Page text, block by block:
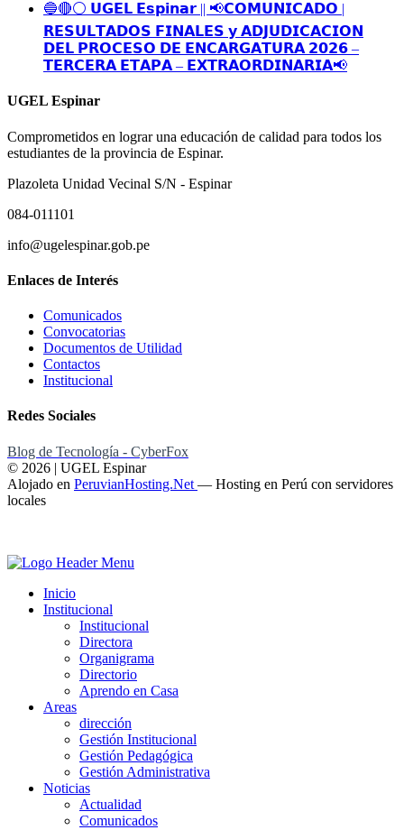
🔵🔴⚪️ 𝗨𝗚𝗘𝗟 𝗘𝘀𝗽𝗶𝗻𝗮𝗿 || 📢𝗖𝗢𝗠𝗨𝗡𝗜𝗖𝗔𝗗𝗢 |
𝗥𝗘𝗦𝗨𝗟𝗧𝗔𝗗𝗢𝗦 𝗙𝗜𝗡𝗔𝗟𝗘𝗦 𝘆 𝗔𝗗𝗝𝗨𝗗𝗜𝗖𝗔𝗖𝗜𝗢𝗡
𝗗𝗘𝗟 𝗣𝗥𝗢𝗖𝗘𝗦𝗢 𝗗𝗘 𝗘𝗡𝗖𝗔𝗥𝗚𝗔𝗧𝗨𝗥𝗔 𝟮𝟬𝟮𝟲 –
𝗧𝗘𝗥𝗖𝗘𝗥𝗔 𝗘𝗧𝗔𝗣𝗔 – 𝗘𝗫𝗧𝗥𝗔𝗢𝗥𝗗𝗜𝗡𝗔𝗥𝗜𝗔📢
UGEL Espinar
Comprometidos en lograr una educación de calidad para todos los
estudiantes de la provincia de Espinar.
Plazoleta Unidad Vecinal S/N - Espinar
084-011101
info@ugelespinar.gob.pe
Enlaces de Interés
Comunicados
Convocatorias
Documentos de Utilidad
Contactos
Institucional
Redes Sociales
Blog de Tecnología - CyberFox
© 2026 | UGEL Espinar
Alojado en PeruvianHosting.Net — Hosting en Perú con servidores
locales
Inicio
Institucional
Institucional
Directora
Organigrama
Directorio
Aprendo en Casa
Areas
dirección
Gestión Institucional
Gestión Pedagógica
Gestión Administrativa
Noticias
Actualidad
Comunicados